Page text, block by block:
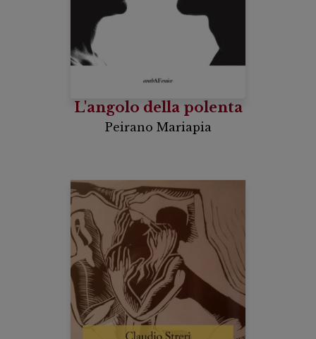
L'angolo della polenta
Peirano Mariapia